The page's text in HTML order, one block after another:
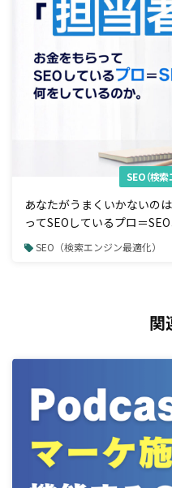
SEO（検索
あなたがうまくいかないの
ってSEOしているプロ＝
SEO（検索エンジン最適化）
関